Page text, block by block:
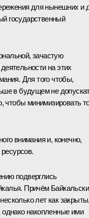
для нынешних и
государственный
зачастую
на этих
Для того чтобы,
в будущем не
чтобы минимизировать
внимания и, конечно,
подверглись
Причём
лет как
накопленные ими